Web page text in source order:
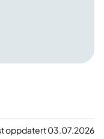
oppdatert 03.07.2026